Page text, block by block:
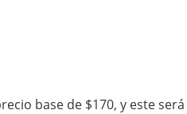
base de $170, y este